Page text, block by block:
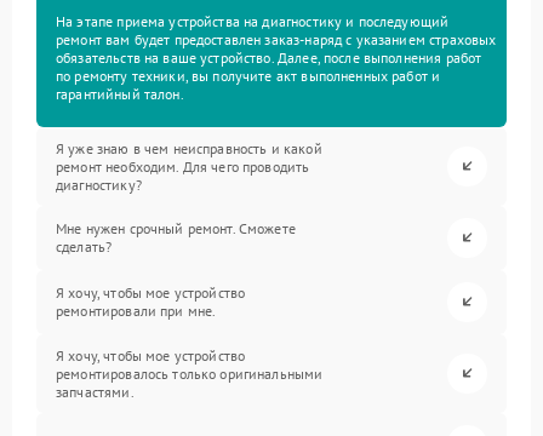
На этапе приема устройства на диагностику и последующий
ремонт вам будет предоставлен заказ-наряд с указанием страховых
обязательств на ваше устройство. Далее, после выполнения работ
по ремонту техники, вы получите акт выполненных работ и
гарантийный талон.
Я уже знаю в чем неисправность и какой
ремонт необходим. Для чего проводить
диагностику?
Мне нужен срочный ремонт. Сможете
сделать?
Я хочу, чтобы мое устройство
ремонтировали при мне.
Я хочу, чтобы мое устройство
ремонтировалось только оригинальными
запчастями.